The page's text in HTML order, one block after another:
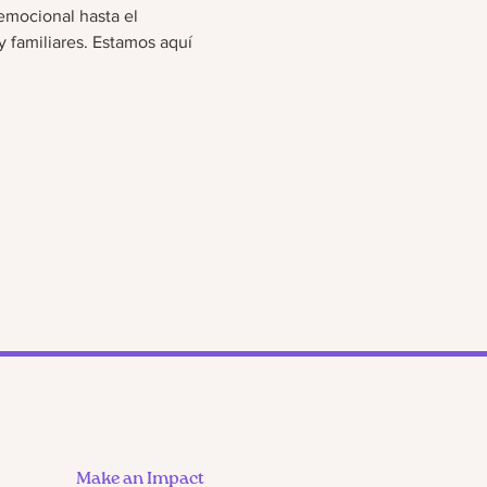
hasta el
familiares. Estamos aquí
Make an Impact